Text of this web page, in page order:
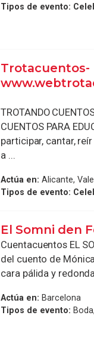
Tipos de evento:
Trotacuentos-
TROTANDO
CUENTOS PARA
participar, cantar,
a ...
Actúa en: Alicante,
Tipos de evento:
El Somni den
Cuentacuentos EL
del cuento de
cara pálida y
Actúa en: Barcelona
Tipos de evento: Boda,